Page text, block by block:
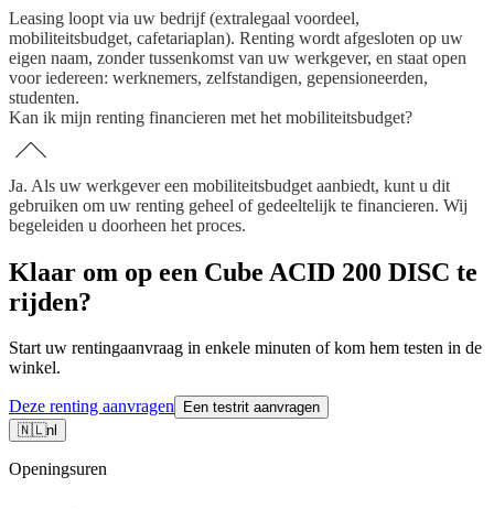
Leasing loopt via uw bedrijf (extralegaal voordeel,
mobiliteitsbudget, cafetariaplan). Renting wordt afgesloten op uw
eigen naam, zonder tussenkomst van uw werkgever, en staat open
voor iedereen: werknemers, zelfstandigen, gepensioneerden,
studenten.
Kan ik mijn renting financieren met het mobiliteitsbudget?
Ja. Als uw werkgever een mobiliteitsbudget aanbiedt, kunt u dit
gebruiken om uw renting geheel of gedeeltelijk te financieren. Wij
begeleiden u doorheen het proces.
Klaar om op een Cube ACID 200 DISC te
rijden?
Start uw rentingaanvraag in enkele minuten of kom hem testen in de
winkel.
Deze renting aanvragen
Een testrit aanvragen
🇳🇱nl
Openingsuren